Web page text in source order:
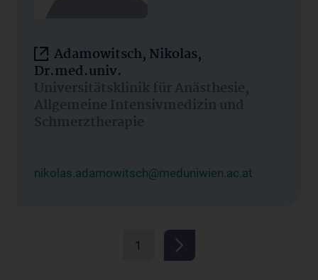
Adamowitsch, Nikolas,
Dr.med.univ.
Universitätsklinik für Anästhesie,
Allgemeine Intensivmedizin und
Schmerztherapie
nikolas.adamowitsch@meduniwien.ac.at
1